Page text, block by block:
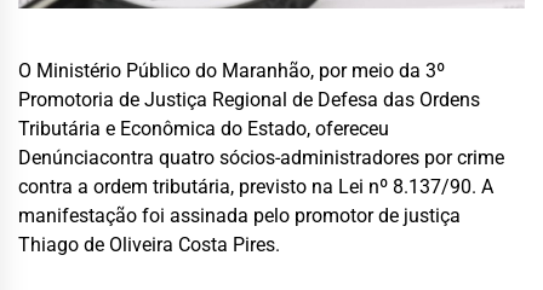
O Ministério Público do Maranhão, por meio da 3º
Promotoria de Justiça Regional de Defesa das Ordens
Tributária e Econômica do Estado, ofereceu
Denúnciacontra quatro sócios-administradores por crime
contra a ordem tributária, previsto na Lei nº 8.137/90. A
manifestação foi assinada pelo promotor de justiça
Thiago de Oliveira Costa Pires.